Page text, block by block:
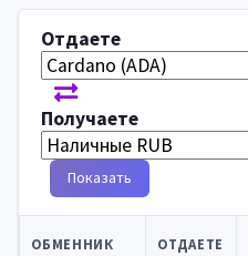
Отдаете
Получаете
Показать
ОБМЕННИК ОТДАЕТЕ